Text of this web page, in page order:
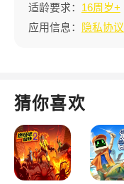
适龄要求： 16周岁+
应用信息：
隐私协议
猜你喜欢